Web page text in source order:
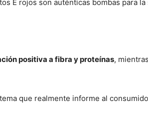
E rojos son auténticas bombas para la
positiva a fibra y proteínas,
que realmente informe al